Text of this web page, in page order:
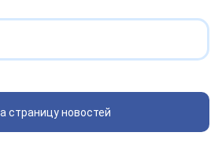
страницу новостей